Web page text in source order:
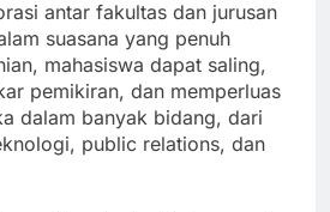
antar fakultas dan jurusan
suasana yang penuh
mahasiswa dapat saling,
pemikiran, dan memperluas
dalam banyak bidang, dari
public relations, dan